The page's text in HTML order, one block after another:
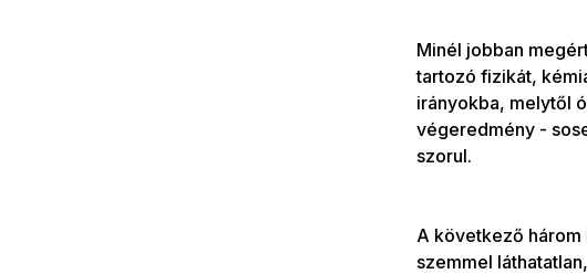
Minél jobban
tartozó fizikát,
irányokba, melytől
végeredmény -
szorul.
A következő
szemmel